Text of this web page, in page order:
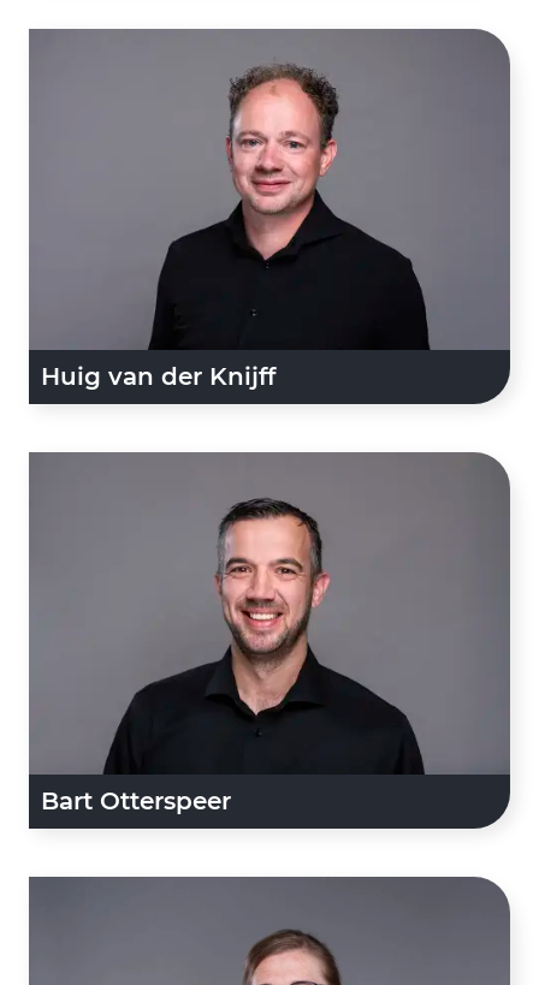
Huig van der Knijff
Bart Otterspeer